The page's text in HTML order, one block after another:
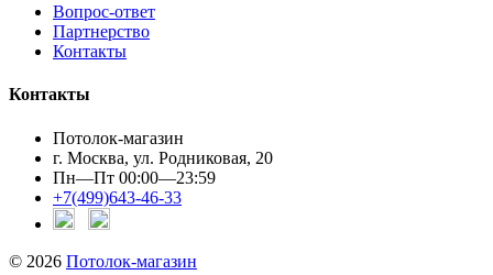
Вопрос-ответ
Партнерство
Контакты
Контакты
Потолок-магазин
г. Москва, ул. Родниковая, 20
Пн—Пт 00:00—23:59
+7(499)643-46-33
© 2026 Потолок-магазин